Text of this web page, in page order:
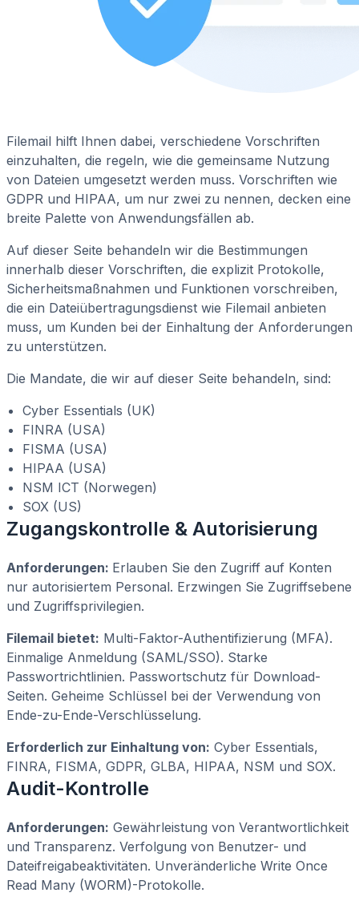
Filemail hilft Ihnen dabei, verschiedene Vorschriften
einzuhalten, die regeln, wie die gemeinsame Nutzung
von Dateien umgesetzt werden muss. Vorschriften wie
GDPR und HIPAA, um nur zwei zu nennen, decken eine
breite Palette von Anwendungsfällen ab.
Auf dieser Seite behandeln wir die Bestimmungen
innerhalb dieser Vorschriften, die explizit Protokolle,
Sicherheitsmaßnahmen und Funktionen vorschreiben,
die ein Dateiübertragungsdienst wie Filemail anbieten
muss, um Kunden bei der Einhaltung der Anforderungen
zu unterstützen.
Die Mandate, die wir auf dieser Seite behandeln, sind:
Cyber Essentials (UK)
FINRA (USA)
FISMA (USA)
HIPAA (USA)
NSM ICT (Norwegen)
SOX (US)
Zugangskontrolle & Autorisierung
Anforderungen: Erlauben Sie den Zugriff auf Konten
nur autorisiertem Personal. Erzwingen Sie Zugriffsebene
und Zugriffsprivilegien.
Filemail bietet: Multi-Faktor-Authentifizierung (MFA).
Einmalige Anmeldung (SAML/SSO). Starke
Passwortrichtlinien. Passwortschutz für Download-
Seiten. Geheime Schlüssel bei der Verwendung von
Ende-zu-Ende-Verschlüsselung.
Erforderlich zur Einhaltung von: Cyber Essentials,
FINRA, FISMA, GDPR, GLBA, HIPAA, NSM und SOX.
Audit-Kontrolle
Anforderungen: Gewährleistung von Verantwortlichkeit
und Transparenz. Verfolgung von Benutzer- und
Dateifreigabeaktivitäten. Unveränderliche Write Once
Read Many (WORM)-Protokolle.